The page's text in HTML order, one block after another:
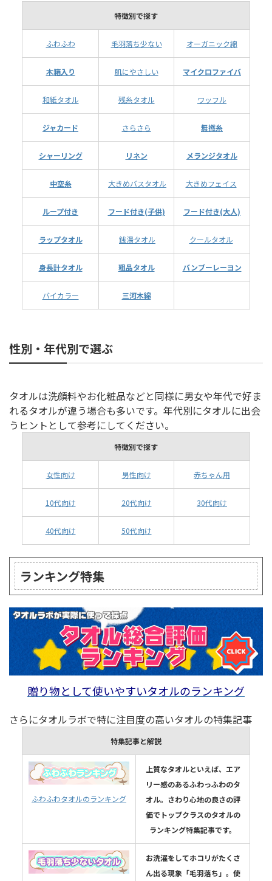
特徴別で探す
ふわふわ 毛羽落ち少ない オーガニック綿
木箱入り 肌にやさしい マイクロファイバ
和紙タオル 残糸タオル ワッフル
ジャカード さらさら 無撚糸
シャーリング リネン メランジタオル
中空糸 大きめバスタオル 大きめフェイス
ループ付き フード付き(子供) フード付き(大人)
ラップタオル 銭湯タオル クールタオル
身長計タオル 粗品タオル バンブーレーヨン
バイカラー 三河木綿
性別・年代別で選ぶ
タオルは洗顔料やお化粧品などと同様に男女や年代で好ま
れるタオルが違う場合も多いです。年代別にタオルに出会
うヒントとして参考にしてください。
特徴別で探す
女性向け 男性向け 赤ちゃん用
10代向け 20代向け 30代向け
40代向け 50代向け
ランキング特集
贈り物として使いやすいタオルのランキング
さらにタオルラボで特に注目度の高いタオルの特集記事
特集記事と解説
ふわふわタオルのランキング
上質なタオルといえば、エア
リー感のあるふわっふわのタ
オル。さわり心地の良さの評
価でトップクラスのタオルの
ランキング特集記事です。
お洗濯をしてホコリがたくさ
ん出る現象「毛羽落ち」。使